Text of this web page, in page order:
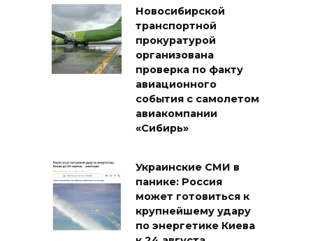
Новосибирской
транспортной
прокуратурой
организована
проверка по факту
авиационного
события с самолетом
авиакомпании
«Сибирь»
Украинские СМИ в
панике: Россия
может готовиться к
крупнейшему удару
по энергетике Киева